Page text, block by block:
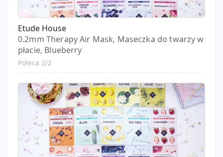
Etude House
0.2mm Therapy Air Mask, Maseczka do twarzy w
płacie, Blueberry
Poleca 2/2